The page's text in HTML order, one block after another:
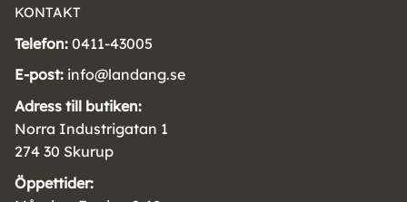
KONTAKT
Telefon: 0411-43005
E-post: info@landang.se
Adress till butiken:
Norra Industrigatan 1
274 30 Skurup
Öppettider: